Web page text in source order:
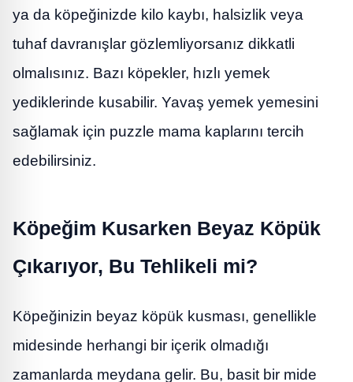
ya da köpeğinizde kilo kaybı, halsizlik veya
tuhaf davranışlar gözlemliyorsanız dikkatli
olmalısınız. Bazı köpekler, hızlı yemek
yediklerinde kusabilir. Yavaş yemek yemesini
sağlamak için puzzle mama kaplarını tercih
edebilirsiniz.
Köpeğim Kusarken Beyaz Köpük
Çıkarıyor, Bu Tehlikeli mi?
Köpeğinizin beyaz köpük kusması, genellikle
midesinde herhangi bir içerik olmadığı
zamanlarda meydana gelir. Bu, basit bir mide